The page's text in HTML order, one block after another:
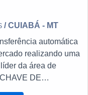
/ CUIABÁ - MT
automática
realizando uma
da área de
DE